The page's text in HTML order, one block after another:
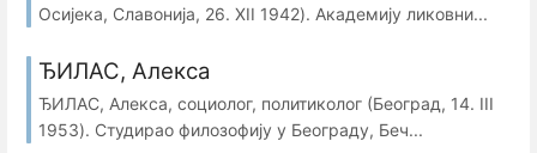
Осијека, Славонија, 26. XII 1942). Академију ликовни...
ЂИЛАС, Алекса
ЂИЛАС, Алекса, социолог, политиколог (Београд, 14. III
1953). Студирао филозофију у Београду, Беч...